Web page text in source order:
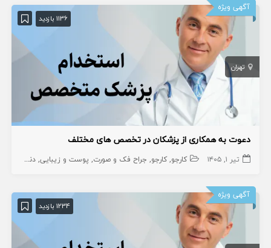
آگهی ویژه
1136 بازدید
تهران
دعوت به همکاری از پزشکان در تخصص های مختلف
تیر ۱, ۱۴۰۵ کارجو کارجو جراح فک و صورت پوست و زیبایی دندانپزشک متخصص
آگهی ویژه
1234 بازدید